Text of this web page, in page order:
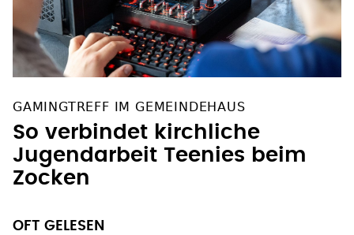
GAMINGTREFF IM GEMEINDEHAUS
So verbindet kirchliche
Jugendarbeit Teenies beim
Zocken
OFT GELESEN